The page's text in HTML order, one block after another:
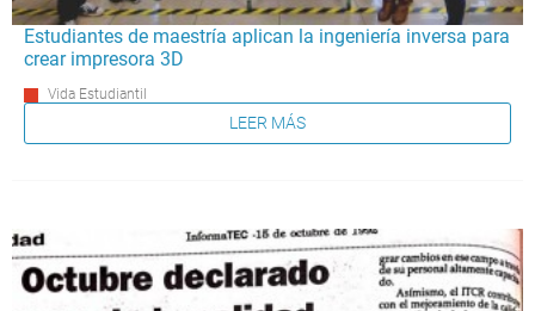
Estudiantes de maestría aplican la ingeniería inversa para
crear impresora 3D
Vida Estudiantil
LEER MÁS